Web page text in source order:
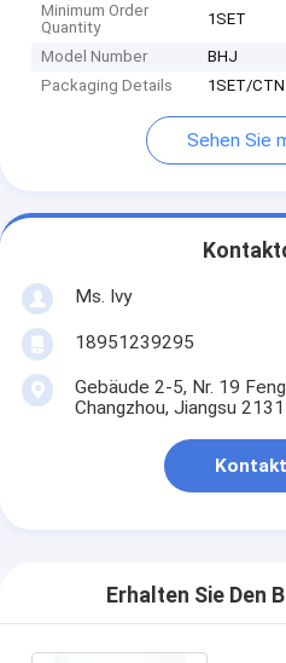
Minimum Order
Quantity
1SET
Model Number
BHJ
Packaging Details
1SET/CTN
Sehen Sie
Ms. Ivy
18951239295
Gebäude 2-5, Nr. 19
Changzhou, Jiangsu
Kontakt
Erhalten Sie Den